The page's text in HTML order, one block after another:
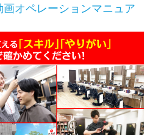
オペレーションマニュア